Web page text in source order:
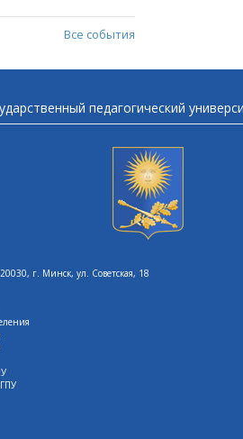
Все события
педагогический
г. Минск, ул. Советская, 18